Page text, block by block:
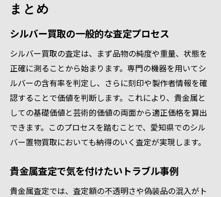
まとめ
シルバー買取の一般的な査定プロセス
シルバー買取の査定は、まず品物の純度や重量、状態を
正確に測ることから始まります。専門の機器を用いてシ
ルバーの含有率を判定し、さらに刻印や製作者情報を確
認することで価値を判断します。これにより、貴金属と
しての基礎価値と芸術的価値の両面から適正価格を算出
できます。このプロセスを踏むことで、愛知県でのシル
バー置物買取においても納得のいく査定が実現します。
貴金属査定で気を付けたいトラブル事例
貴金属査定では、査定額の不透明さや偽装品の混入がト